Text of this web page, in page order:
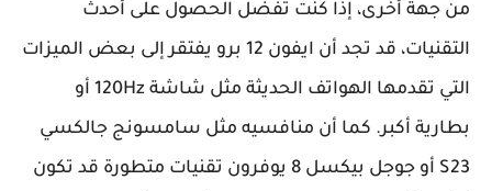
من جهة أخرى، إذا كنت تفضل الحصول على أحدث
التقنيات، قد تجد أن ايفون 12 برو يفتقر إلى بعض الميزات
التي تقدمها الهواتف الحديثة مثل شاشة 120Hz أو
بطارية أكبر. كما أن منافسيه مثل سامسونج جالكسي
S23 أو جوجل بيكسل 8 يوفرون تقنيات متطورة قد تكون